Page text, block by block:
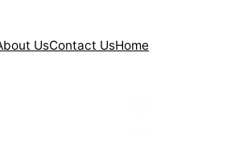
UsContact UsHome